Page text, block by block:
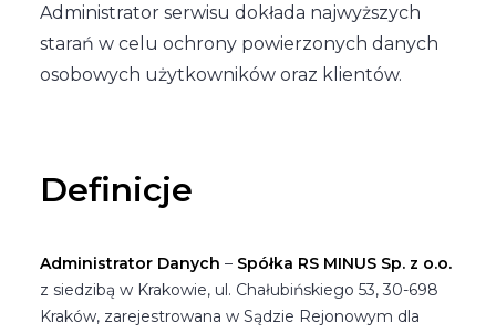
Administrator serwisu dokłada najwyższych
starań w celu ochrony powierzonych danych
osobowych użytkowników oraz klientów.
Definicje
Administrator Danych – Spółka RS MINUS Sp. z o.o.
z siedzibą w Krakowie, ul. Chałubińskiego 53, 30-698
Kraków, zarejestrowana w Sądzie Rejonowym dla